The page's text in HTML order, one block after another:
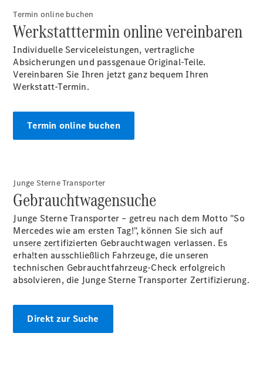
Versicherungen
Nachfolgemodell
finden
Vorsteuerabzugsfähige
Mercedes-Benz Vans
Digitale
Extras
Service
Termin online buchen
Werkstatttermin online vereinbaren
Individuelle Serviceleistungen, vertragliche
Absicherungen und passgenaue Original-Teile.
Vereinbaren Sie Ihren jetzt ganz bequem Ihren
Werkstatt-Termin.
Termin online buchen
Junge Sterne Transporter
Gebrauchtwagensuche
Junge Sterne Transporter – getreu nach dem Motto "So
Mercedes wie am ersten Tag!", können Sie sich auf
unsere zertifizierten Gebrauchtwagen verlassen. Es
erhalten ausschließlich Fahrzeuge, die unseren
technischen Gebrauchtfahrzeug-Check erfolgreich
absolvieren, die Junge Sterne Transporter Zertifizierung.
Direkt zur Suche